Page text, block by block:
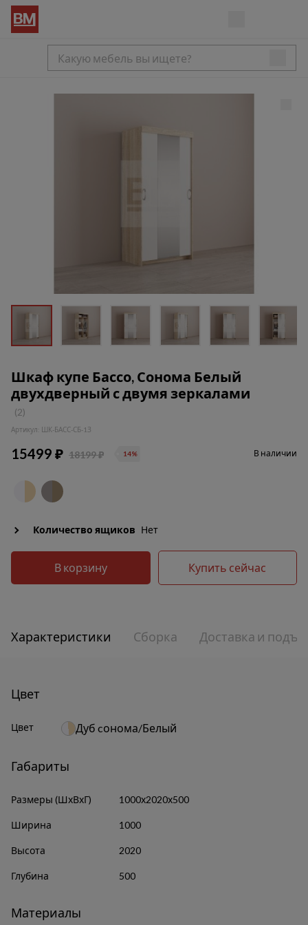
Шкаф купе Бассо, Сонома Белый
двухдверный с двумя зеркалами
(2)
Артикул: ШК-БАСС-СБ-1З
15499 ₽ 18199 ₽ 14% В наличии
Количество ящиков Нет
В корзину Купить сейчас
Характеристики Сборка Доставка и
Цвет
Цвет Дуб cонома/Белый
Габариты
Размеры (ШхВхГ) 1000х2020х500
Ширина 1000
Высота 2020
Глубина 500
Материалы